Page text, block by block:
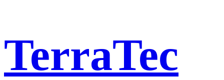
TerraTec